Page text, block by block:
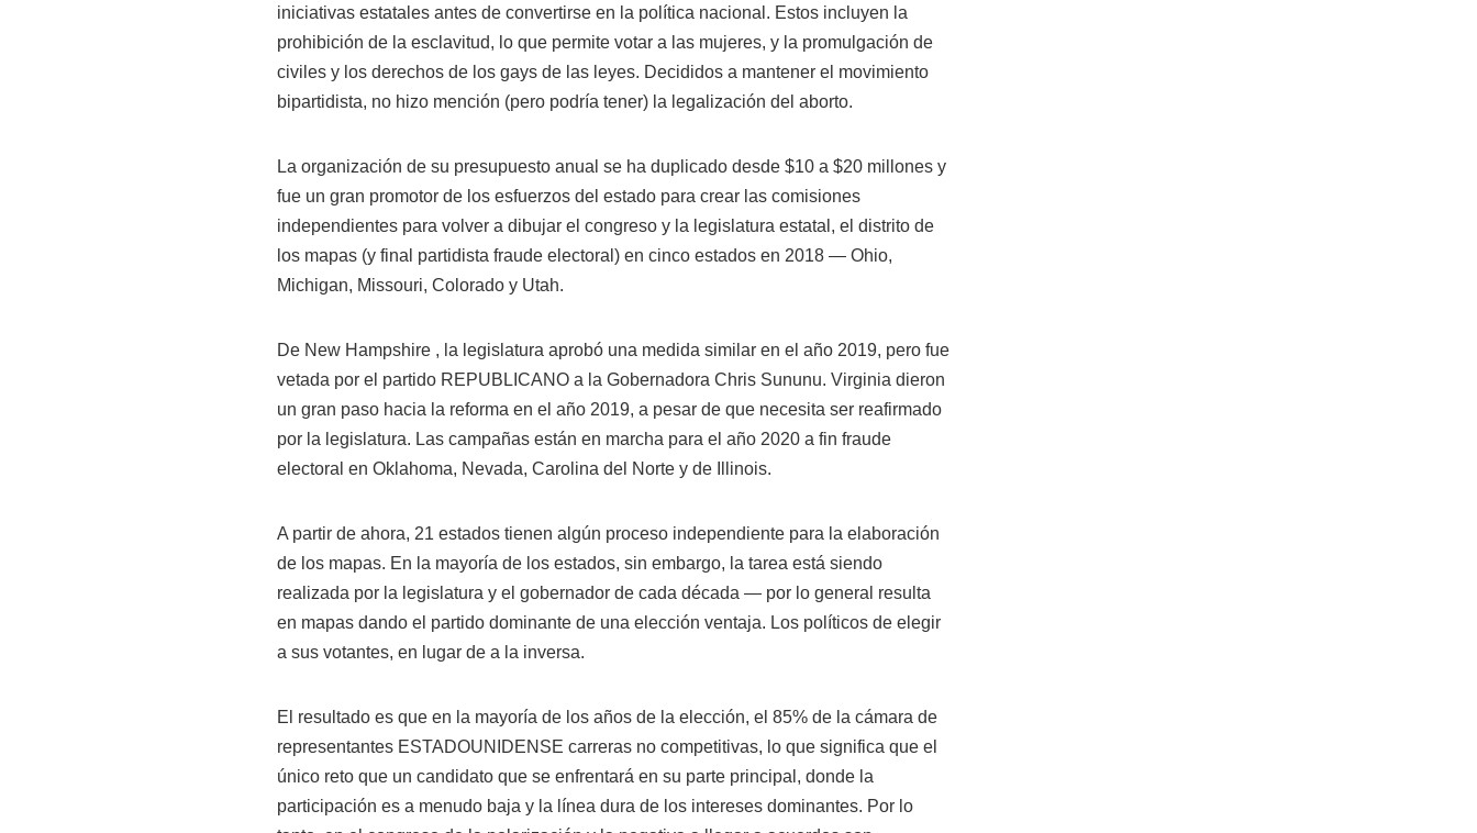
iniciativas estatales antes de convertirse en la política nacional. Estos incluyen la
prohibición de la esclavitud, lo que permite votar a las mujeres, y la promulgación de
civiles y los derechos de los gays de las leyes. Decididos a mantener el movimiento
bipartidista, no hizo mención (pero podría tener) la legalización del aborto.
La organización de su presupuesto anual se ha duplicado desde $10 a $20 millones y
fue un gran promotor de los esfuerzos del estado para crear las comisiones
independientes para volver a dibujar el congreso y la legislatura estatal, el distrito de
los mapas (y final partidista fraude electoral) en cinco estados en 2018 — Ohio,
Michigan, Missouri, Colorado y Utah.
De New Hampshire , la legislatura aprobó una medida similar en el año 2019, pero fue
vetada por el partido REPUBLICANO a la Gobernadora Chris Sununu. Virginia dieron
un gran paso hacia la reforma en el año 2019, a pesar de que necesita ser reafirmado
por la legislatura. Las campañas están en marcha para el año 2020 a fin fraude
electoral en Oklahoma, Nevada, Carolina del Norte y de Illinois.
A partir de ahora, 21 estados tienen algún proceso independiente para la elaboración
de los mapas. En la mayoría de los estados, sin embargo, la tarea está siendo
realizada por la legislatura y el gobernador de cada década — por lo general resulta
en mapas dando el partido dominante de una elección ventaja. Los políticos de elegir
a sus votantes, en lugar de a la inversa.
El resultado es que en la mayoría de los años de la elección, el 85% de la cámara de
representantes ESTADOUNIDENSE carreras no competitivas, lo que significa que el
único reto que un candidato que se enfrentará en su parte principal, donde la
participación es a menudo baja y la línea dura de los intereses dominantes. Por lo